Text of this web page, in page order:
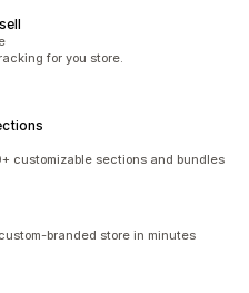
for you store.
customizable sections and bundles
branded store in minutes